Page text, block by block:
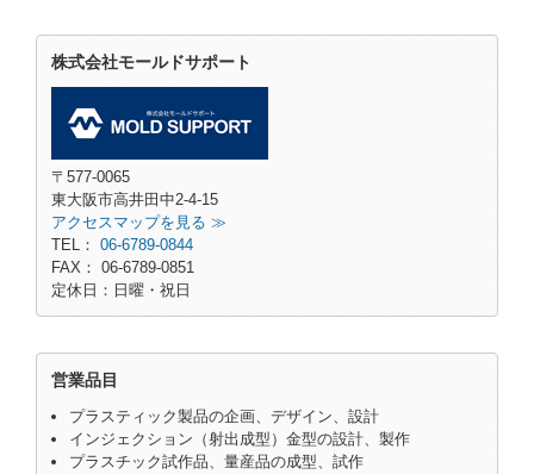
株式会社モールドサポート
〒577-0065
東大阪市高井田中2-4-15
アクセスマップを見る ≫
TEL： 06-6789-0844
FAX： 06-6789-0851
定休日：日曜・祝日
営業品目
プラスティック製品の企画、デザイン、設計
インジェクション（射出成型）金型の設計、製作
プラスチック試作品、量産品の成型、試作